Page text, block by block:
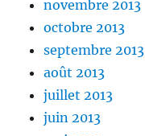
novembre 2013
octobre 2013
septembre 2013
août 2013
juillet 2013
juin 2013